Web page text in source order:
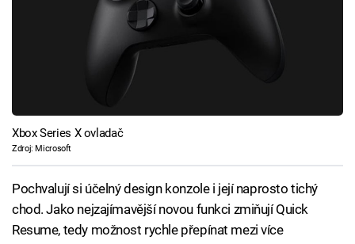
Xbox Series X ovladač
Zdroj: Microsoft
Pochvalují si účelný design konzole i její naprosto tichý
chod. Jako nejzajímavější novou funkci zmiňují Quick
Resume, tedy možnost rychle přepínat mezi více